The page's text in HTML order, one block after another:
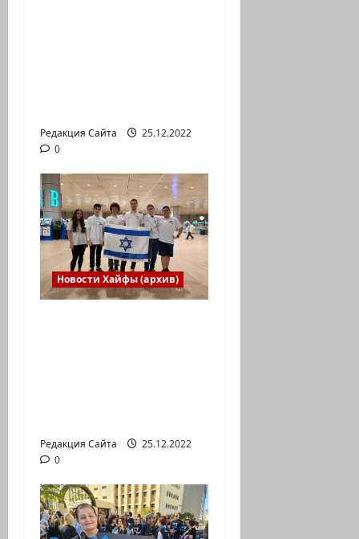
Редакция Сайта
25.12.2022
0
Новости Хайфы (архив)
Редакция Сайта
25.12.2022
0